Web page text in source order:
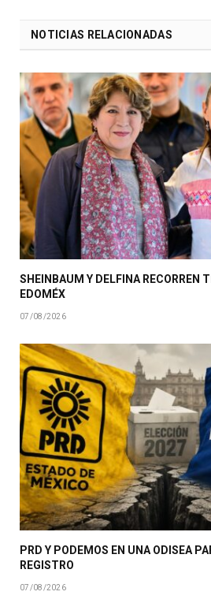
NOTICIAS RELACIONADAS
SHEINBAUM Y DELFINA RECORREN
EDOMÉX
07/08/2026
PRD Y PODEMOS EN UNA ODISEA
REGISTRO
07/08/2026